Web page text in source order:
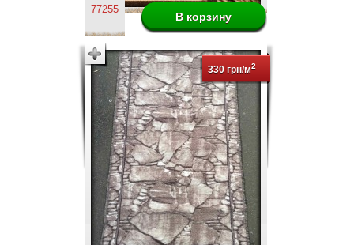
77255
330 грн/м2